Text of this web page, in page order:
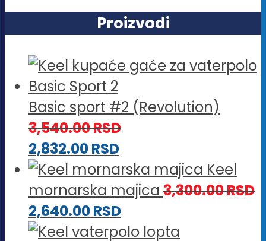
Proizvodi
Basic sport #2 (Revolution)
3,540.00RSD
2,832.00RSD
Keel
mornarska majica 3,300.00RSD
2,640.00RSD